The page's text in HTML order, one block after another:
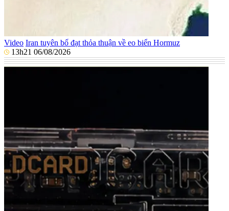
Video Iran tuyên bố đạt thỏa thuận về eo biển Hormuz
13h21 06/08/2026